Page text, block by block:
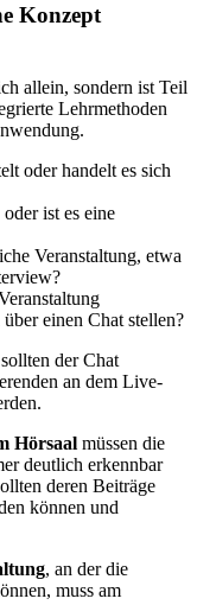
Konzept
allein, sondern ist Teil
Lehrmethoden
oder handelt es sich
ist es eine
Veranstaltung, etwa
einen Chat stellen?
sollten der Chat
an dem Live-
Hörsaal müssen die
deutlich erkennbar
deren Beiträge
können und
, an der die
muss am